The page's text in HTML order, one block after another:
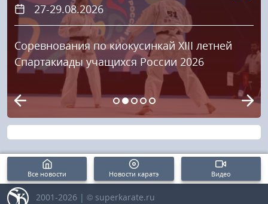
27-29.08.2026
Соревнования по киокусинкай XIII летней
Спартакиады учащихся России 2026
Все новости Новости каратэ Видео
2001-2026 | © superkarate.ru